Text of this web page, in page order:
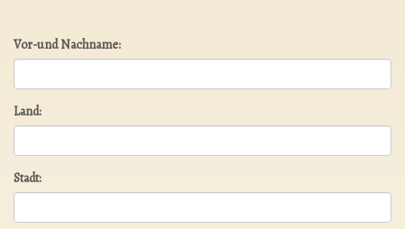
Vor-und Nachname:
Land:
Stadt: